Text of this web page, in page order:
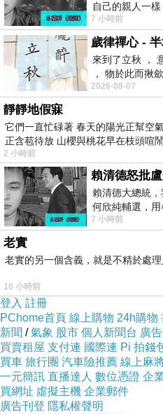
上一篇：文字趴之為咖啡寫幾
下一篇：有你嗎
自己的親人一
民如親，說的這
7 小時前
歲律禪心 -
來到了立秋 ，
， 物於此而揪
2026-08-07
靜靜地假寐
它們一直忙碌著 春天的陽光正幫空
正含苞待放 山櫻與桃花早在枝頭喧
2 小時前
賴清德怒批
賴清德大總統
何欣純輔選，用
罵她施政滿意度
7 小時前
老實
老實的另一個含義，就是不精於處理
10 小時前
登入 註冊
PChome首頁 線上購物 24h購物
新聞 /氣象 股市 個人新聞台 廣
買賣租屋 支付連 國際連 Pi 拍錢
買車 旅行團 汽車險推薦 線上麻
一元簡訊 直播達人 數位憑證 企
買網址 虛擬主機 企業郵件
廣告刊登 隱私權聲明